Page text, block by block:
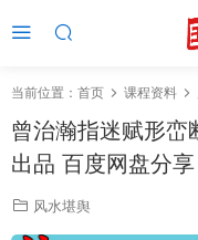
当前位置： 首页 课程资料
曾治瀚指迷赋形峦
出品 百度网盘分享
风水堪舆